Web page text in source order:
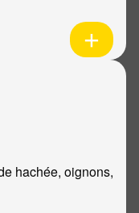
hachée, oignons,